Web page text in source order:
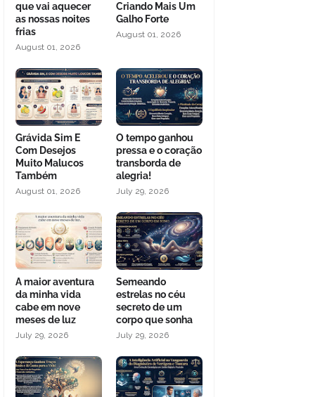
que vai aquecer
as nossas noites
frias
August 01, 2026
Criando Mais Um
Galho Forte
August 01, 2026
Grávida Sim E
Com Desejos
Muito Malucos
Também
August 01, 2026
O tempo ganhou
pressa e o coração
transborda de
alegria!
July 29, 2026
A maior aventura
da minha vida
cabe em nove
meses de luz
July 29, 2026
Semeando
estrelas no céu
secreto de um
corpo que sonha
July 29, 2026